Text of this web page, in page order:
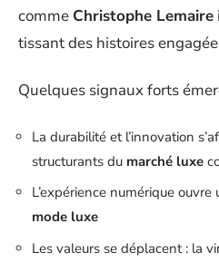
comme Christophe Lemaire
tissant des histoires
Quelques signaux forts
La durabilité et l’innovation
structurants du marché luxe
L’expérience numérique
mode luxe
Les valeurs se déplacent : la